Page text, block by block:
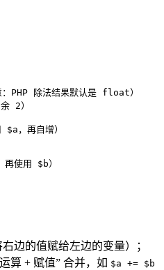
PHP 除法结果默认是 float）
2）
，再自增）
使用 $b）
右边的值赋给左边的变量）；
算 + 赋值” 合并，如 $a += $b